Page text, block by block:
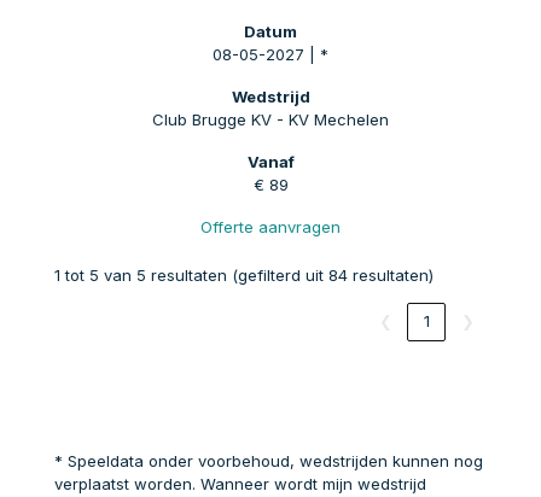
08-05-2027 | *
Club Brugge KV - KV Mechelen
€ 89
Offerte aanvragen
1 tot 5 van 5 resultaten (gefilterd uit 84 resultaten)
1
* Speeldata onder voorbehoud, wedstrijden kunnen nog
verplaatst worden. Wanneer wordt mijn wedstrijd